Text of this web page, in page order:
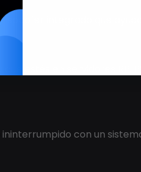
spoofer integrado que
que estés en servidores
ininterrumpido con un